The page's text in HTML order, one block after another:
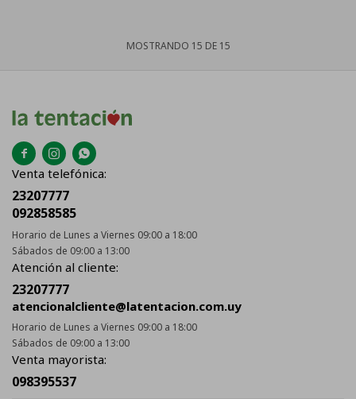
MOSTRANDO 15 DE 15
  
Venta telefónica:
23207777
092858585
Horario de Lunes a Viernes 09:00 a 18:00
Sábados de 09:00 a 13:00
Atención al cliente:
23207777
atencionalcliente@latentacion.com.uy
Horario de Lunes a Viernes 09:00 a 18:00
Sábados de 09:00 a 13:00
Venta mayorista:
098395537